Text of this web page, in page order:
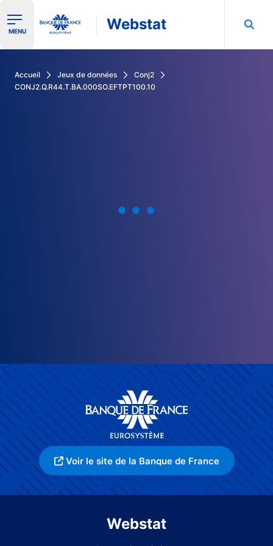
Ouvrir le menu de navigation
MENU Webstat
Accueil Jeux de données
Conj2
CONJ2.Q.R44.T.BA.000SO.EFTPT100.10
Voir le site de la Banque de France
Webstat